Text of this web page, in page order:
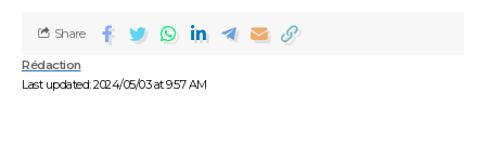
Last updated: 2024/05/03 at 9:57 AM
Rédaction
Share